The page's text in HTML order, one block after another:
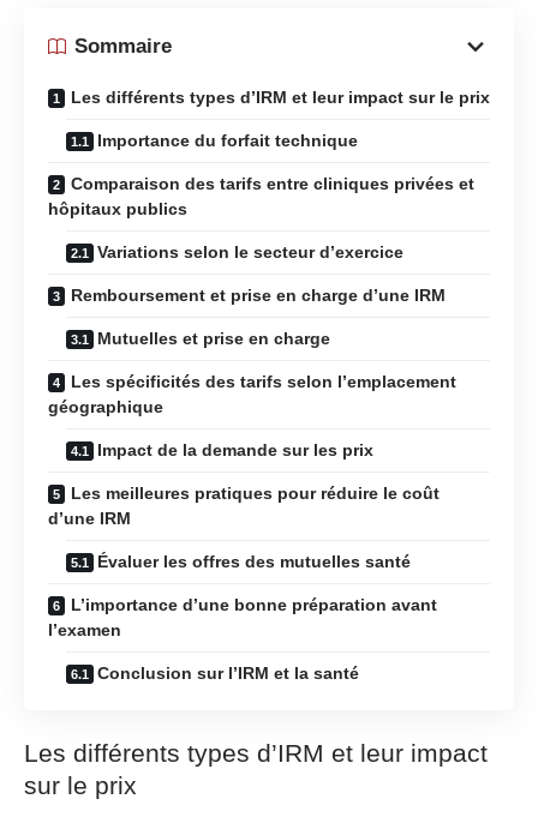
Sommaire
Les différents types d’IRM et leur impact sur le prix
Importance du forfait technique
Comparaison des tarifs entre cliniques privées et
hôpitaux publics
Variations selon le secteur d’exercice
Remboursement et prise en charge d’une IRM
Mutuelles et prise en charge
Les spécificités des tarifs selon l’emplacement
géographique
Impact de la demande sur les prix
Les meilleures pratiques pour réduire le coût
d’une IRM
Évaluer les offres des mutuelles santé
L’importance d’une bonne préparation avant
l’examen
Conclusion sur l’IRM et la santé
Les différents types d’IRM et leur impact
sur le prix